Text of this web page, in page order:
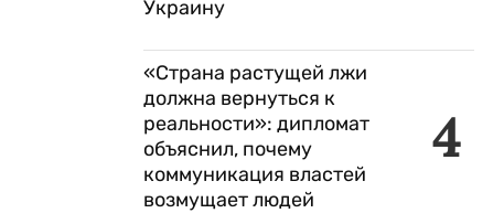
Украину
4
«Страна растущей лжи
должна вернуться к
реальности»: дипломат
объяснил, почему
коммуникация властей
возмущает людей